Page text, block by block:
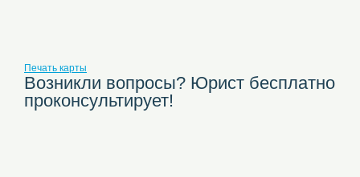
Печать карты
Возникли вопросы? Юрист бесплатно
проконсультирует!